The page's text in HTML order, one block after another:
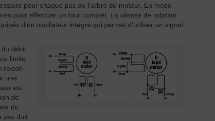
pour chaque pas de l'arbre du moteur. En mode
pour effectuer un tour complet. La vitesse de rotation
d'un oscillateur intégré qui permet d'utiliser un signal
débit
limite
raison
une
est
de
du
pas doit